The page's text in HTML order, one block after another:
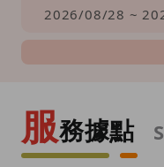
2026/08/28 ~
服務據點